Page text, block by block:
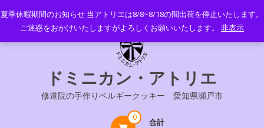
夏季休暇期間のお知らせ 当アトリエは8/8~8/18の間出荷を停止いたします。
ご迷惑をおかけいたしますがよろしくお願いいたします。 非表示
ン
ン
ドミニカン・アトリエ
修道院の手作りベルギークッキー 愛知県瀬戸市
0 合計